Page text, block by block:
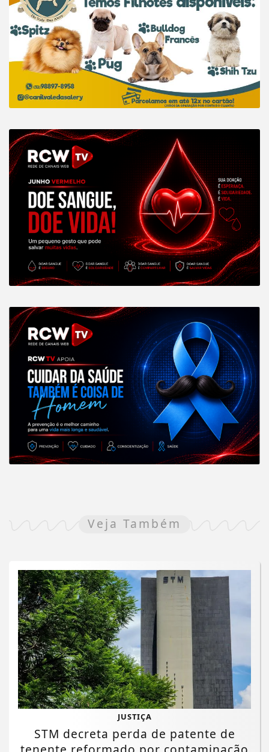
Veja Também
JUSTIÇA
STM decreta perda de patente de